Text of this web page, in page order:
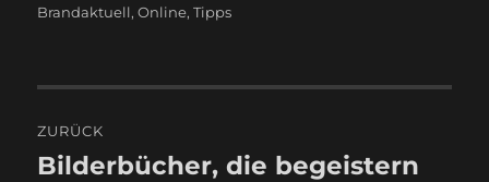
am
Brandaktuell,Online,Tipps
ZURÜCK
Vorheriger
Bilderbücher, die begeistern